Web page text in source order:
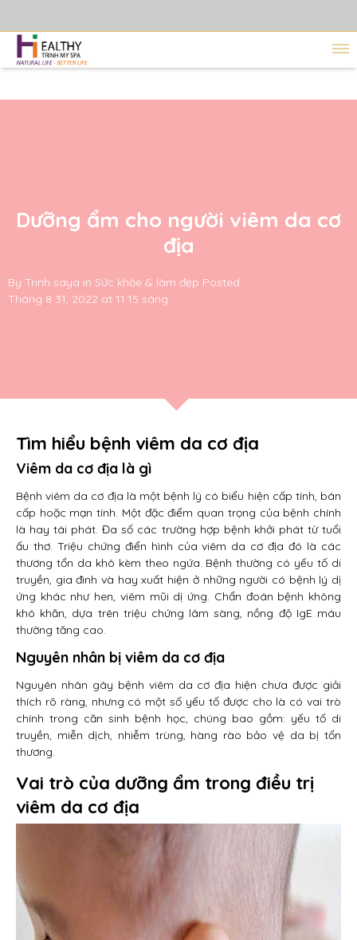
Dưỡng ẩm cho người viêm da cơ
địa
By Trinh saya in Sức khỏe & làm đẹp Posted
Tháng 8 31, 2022 at 11:15 sáng
Tìm hiểu bệnh viêm da cơ địa
Viêm da cơ địa là gì
Bệnh viêm da cơ địa là một bệnh lý có biểu hiện cấp tính, bán
cấp hoặc mạn tính. Một đặc điểm quan trọng của bệnh chính
là hay tái phát. Đa số các trường hợp bệnh khởi phát từ tuổi
ấu thơ. Triệu chứng điển hình của viêm da cơ địa đó là các
thương tổn da khô kèm theo ngứa. Bệnh thường có yếu tố di
truyền, gia đình và hay xuất hiện ở những người có bệnh lý dị
ứng khác như hen, viêm mũi dị ứng. Chẩn đoán bệnh không
khó khăn, dựa trên triệu chứng lâm sàng, nồng độ IgE máu
thường tăng cao.
Nguyên nhân bị viêm da cơ địa
Nguyên nhân gây bệnh viêm da cơ địa hiện chưa được giải
thích rõ ràng, nhưng có một số yếu tố được cho là có vai trò
chính trong căn sinh bệnh học, chúng bao gồm: yếu tố di
truyền, miễn dịch, nhiễm trùng, hàng rào bảo vệ da bị tổn
thương.
Vai trò của dưỡng ẩm trong điều trị
viêm da cơ địa